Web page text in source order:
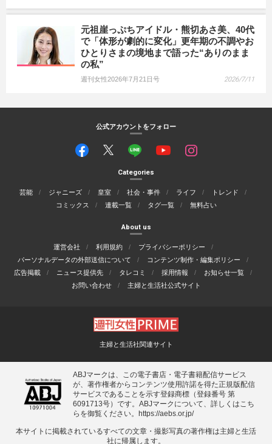
元祖崖っぷちアイドル・熊切あさ美、40代
で「体形が劇的に変化」更年期の不調やお
ひとりさまの境地まで語った“ありのまま
の私”
週刊女性2026年7月21日号 2026/7/11
公式アカウントをフォロー
Categories
芸能 ジャニーズ 皇室 社会・事件 ライフ
トレンド
コミックス
連載一覧 タグ一覧 無料占い
About us
運営会社 利用規約
プライバシーポリシー
パーソナルデータの外部送信について
コンテンツ制作・編集ポリシー
広告掲載
ニュース提供先 タレコミ 採用情報
お知らせ一覧
お問い合わせ
主婦と生活社公式サイト
主婦と生活社関連サイト
ABJマークは、この電子書店・電子書籍配信サービス
が、著作権者からコンテンツ使用許諾を得た正規版配信
サービスであることを示す登録商標（登録番号 第
6091713号）です。ABJマークについて、詳しくはこち
らを御覧ください。
https://aebs.or.jp/
本サイトに掲載されているすべての⽂章・撮影写真の著作権は主婦と⽣活
社に帰属します。